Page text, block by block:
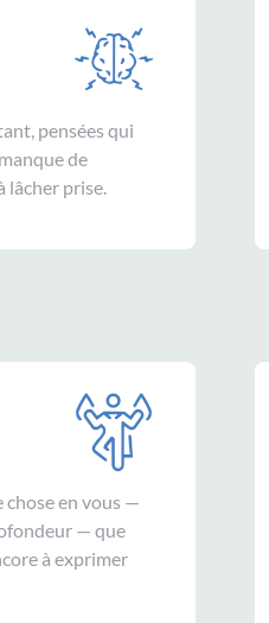
pensées qui
de
lâcher prise.
chose en vous —
— que
à exprimer